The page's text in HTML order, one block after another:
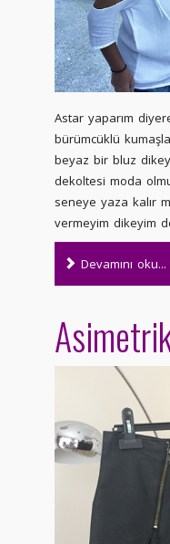
Astar yaparım
bürümcüklü
beyaz bir bluz
dekoltesi moda
seneye yaza kalır
vermeyim dikeyim
Devamını oku...